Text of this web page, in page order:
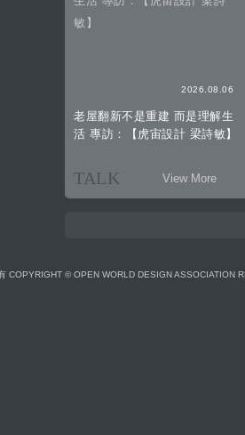
2026.08.06
老屋翻新不是重建 而是理解生
活 專訪：【虎宙設計 梁詩敏】
TALK View More
COPYRIGHT © OPEN WORLD DESIGN ASSOCIATION